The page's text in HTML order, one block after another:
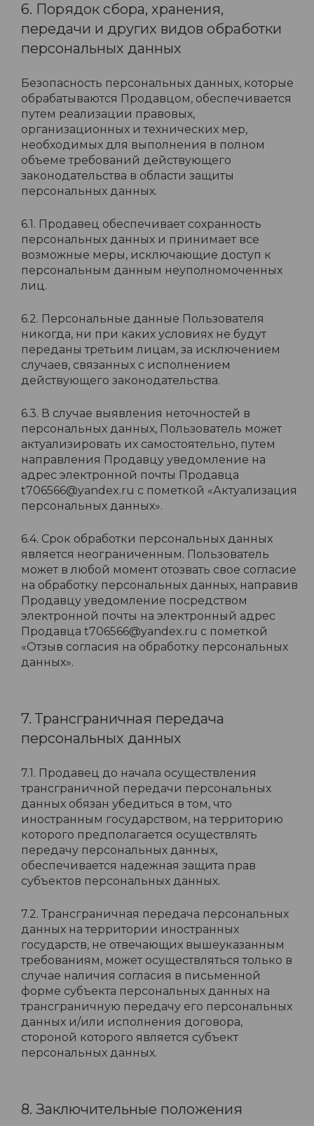
6. Порядок сбора, хранения,
передачи и других видов обработки
персональных данных
Безопасность персональных данных, которые
обрабатываются Продавцом, обеспечивается
путем реализации правовых,
организационных и технических мер,
необходимых для выполнения в полном
объеме требований действующего
законодательства в области защиты
персональных данных.
6.1. Продавец обеспечивает сохранность
персональных данных и принимает все
возможные меры, исключающие доступ к
персональным данным неуполномоченных
лиц.
6.2. Персональные данные Пользователя
никогда, ни при каких условиях не будут
переданы третьим лицам, за исключением
случаев, связанных с исполнением
действующего законодательства.
6.3. В случае выявления неточностей в
персональных данных, Пользователь может
актуализировать их самостоятельно, путем
направления Продавцу уведомление на
адрес электронной почты Продавца
t706566@yandex.ru с пометкой «Актуализация
персональных данных».
6.4. Срок обработки персональных данных
является неограниченным. Пользователь
может в любой момент отозвать свое согласие
на обработку персональных данных, направив
Продавцу уведомление посредством
электронной почты на электронный адрес
Продавца t706566@yandex.ru с пометкой
«Отзыв согласия на обработку персональных
данных».
7. Трансграничная передача
персональных данных
7.1. Продавец до начала осуществления
трансграничной передачи персональных
данных обязан убедиться в том, что
иностранным государством, на территорию
которого предполагается осуществлять
передачу персональных данных,
обеспечивается надежная защита прав
субъектов персональных данных.
7.2. Трансграничная передача персональных
данных на территории иностранных
государств, не отвечающих вышеуказанным
требованиям, может осуществляться только в
случае наличия согласия в письменной
форме субъекта персональных данных на
трансграничную передачу его персональных
данных и/или исполнения договора,
стороной которого является субъект
персональных данных.
8. Заключительные положения